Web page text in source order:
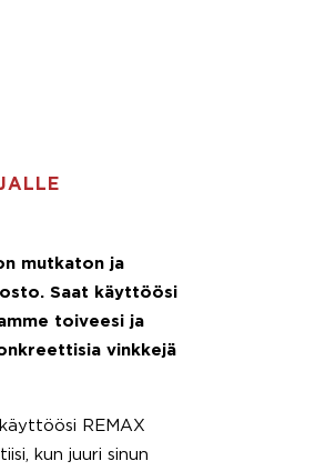
mutkaton ja
Saat käyttöösi
toiveesi ja
vinkkejä
REMAX
kun juuri sinun